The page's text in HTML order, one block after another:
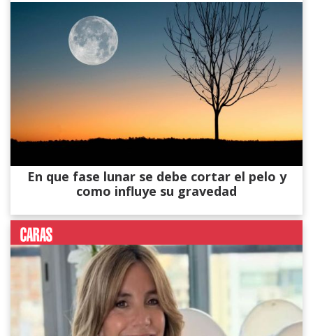
En que fase lunar se debe cortar el pelo y
como influye su gravedad